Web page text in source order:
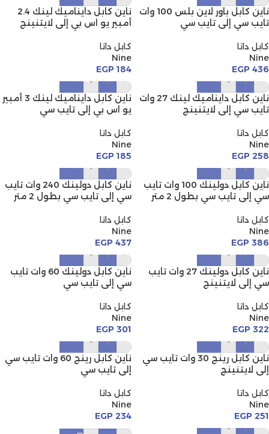
ناين كابل باور لاين بلس 100 وات
تايب سي إلى تايب سي
كابل داتا
Nine
EGP 436
ناين كابل دايناميك لينك 2.4
أمبير يو اس بي إلى لايتنينج
كابل داتا
Nine
EGP 184
-
+
ناين كابل دايناميك لينك 27 وات
تايب سي إلى لايتنينج
كابل داتا
Nine
EGP 258
-
+
ناين كابل دايناميك لينك 3 أمبير
يو اس بي إلى تايب سي
كابل داتا
Nine
EGP 185
-
+
ناين كابل دولينك 100 وات تايب
سي إلى تايب سي بطول 2 متر
كابل داتا
Nine
EGP 386
-
+
ناين كابل دولينك 240 وات تايب
سي إلى تايب سي بطول 2 متر
كابل داتا
Nine
EGP 437
-
+
ناين كابل دولينك 27 وات تايب
سي إلى لايتنينج
كابل داتا
Nine
EGP 322
-
+
ناين كابل دولينك 60 وات تايب
سي إلى تايب سي
كابل داتا
Nine
EGP 301
-
+
ناين كابل رينج 30 وات تايب سي
إلى لايتنينج
كابل داتا
Nine
EGP 251
-
+
ناين كابل رينج 60 وات تايب سي
إلى تايب سي
كابل داتا
Nine
EGP 234
-
+